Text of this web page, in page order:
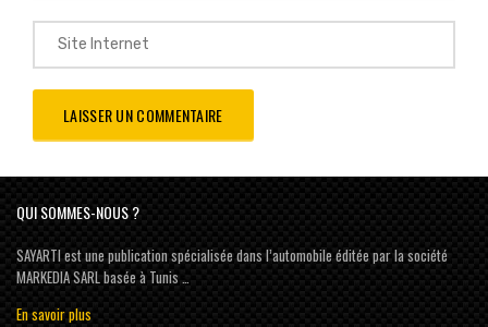
QUI SOMMES-NOUS ?
SAYARTI est une publication spécialisée dans l’automobile éditée par la société
MARKEDIA SARL basée à Tunis …
En savoir plus